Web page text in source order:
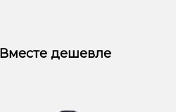
Вместе дешевле